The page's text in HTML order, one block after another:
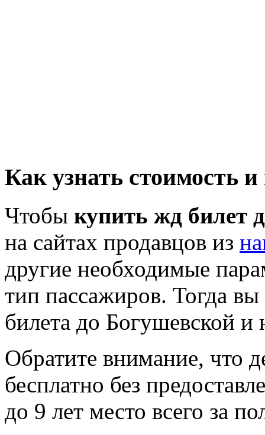
Как узнать стоимость
Чтобы купить жд билет
на сайтах продавцов из
другие необходимые
тип пассажиров. Тогда
билета до Богушевской и
Обратите внимание, что
бесплатно без
до 9 лет место всего за